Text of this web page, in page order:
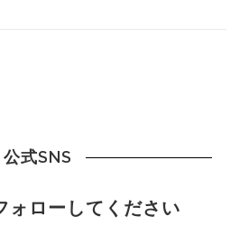
公式SNS
ォローしてください